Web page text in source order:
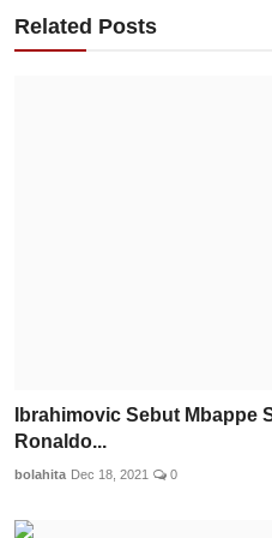
Related Posts
Ibrahimovic Sebut Mbappe
Ronaldo...
bolahita Dec 18, 2021 0